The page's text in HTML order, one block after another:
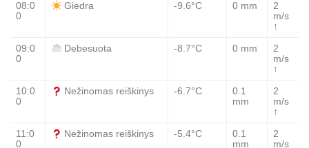
08:0
0
Giedra -9.6°C 0 mm
2
m/s
↑
09:0
0
Debesuota -8.7°C 0 mm
2
m/s
↑
10:0
0
Nežinomas reiškinys -6.7°C
0.1
mm
2
m/s
↑
11:0
0
Nežinomas reiškinys -5.4°C
0.1
mm
2
m/s